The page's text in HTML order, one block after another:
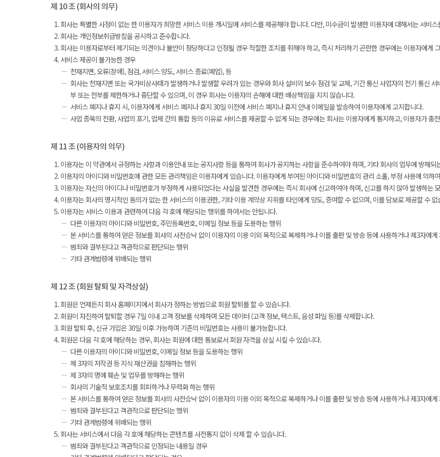
제 10 조 (회사의 의무)
회사는 특별한 사정이 없는 한 이용자가 희망한 서비스 이용 개시일에 서비스를 제공해야 합니다. 다만, 미수금이 발생한 이용자에 대해서는 서비
회사는 개인정보취급방침을 공시하고 준수합니다.
회사는 이용자로부터 제기되는 의견이나 불만이 정당하다고 인정될 경우 적절한 조치를 취해야 하고, 즉시 처리하기 곤란한 경우에는 이용자에게
서비스 제공이 불가능한 경우
천재지변, 오류(장애), 점검, 서비스 양도, 서비스 종료(폐업), 등
회사는 천재지변 또는 국가비상사태가 발생하거나 발생할 우려가 있는 경우와 회사 설비의 보수 점검 및 교체, 기간 통신 사업자의 전기 통신
부 또는 전부를 제한하거나 중단할 수 있으며, 이 경우 회사는 이용자의 손해에 대한 배상책임을 지지 않습니다.
서비스 폐지나 휴지 시, 이용자에게 서비스 폐지나 휴지 30일 이전에 서비스 폐지나 휴지 안내 이메일을 발송하여 이용자에게 고지합니다.
사업 종목의 전환, 사업의 포기, 업체 간의 통합 등의 이유로 서비스를 제공할 수 없게 되는 경우에는 회사는 이용자에게 통지하고, 이용자가 충
제 11 조 (이용자의 의무)
이용자는 이 약관에서 규정하는 사항과 이용안내 또는 공지사항 등을 통하여 회사가 공지하는 사항을 준수하여야 하며, 기타 회사의 업무에 방해되
이용자의 아이디와 비밀번호에 관한 모든 관리책임은 이용자에게 있습니다. 이용자에게 부여된 아이디와 비밀번호의 관리 소홀, 부정 사용에 의하
이용자는 자신의 아이디나 비밀번호가 부정하게 사용되었다는 사실을 발견한 경우에는 즉시 회사에 신고하여야 하며, 신고를 하지 않아 발생하는
이용자는 회사의 명시적인 동의가 없는 한 서비스의 이용권한, 기타 이용 계약상 지위를 타인에게 양도, 증여할 수 없으며, 이를 담보로 제공할 수 없
이용자는 서비스 이용과 관련하여 다음 각 호에 해당되는 행위를 하여서는 안됩니다.
다른 이용자의 아이디와 비밀번호, 주민등록번호, 이메일 정보 등을 도용하는 행위
본 서비스를 통하여 얻은 정보를 회사의 사전승낙 없이 이용자의 이용 이외 목적으로 복제하거나 이를 출판 및 방송 등에 사용하거나 제3자에게
범죄와 결부된다고 객관적으로 판단되는 행위
기타 관계법령에 위배되는 행위
제 12 조 (회원 탈퇴 및 자격상실)
회원은 언제든지 회사 홈페이지에서 회사가 정하는 방법으로 회원 탈퇴를 할 수 있습니다.
회원이 자진하여 탈퇴할 경우 7일 이내 고객 정보를 삭제하며 모든 데이터 (고객 정보, 텍스트, 음성 파일 등)를 삭제합니다.
회원 탈퇴 후, 신규 가입은 30일 이후 가능하며 기존의 비밀번호는 사용이 불가능합니다.
회원은 다음 각 호에 해당하는 경우, 회사는 회원에 대한 통보로서 회원 자격을 상실 시킬 수 있습니다.
다른 이용자의 아이디와 비밀번호, 이메일 정보 등을 도용하는 행위
제 3자의 저작권 등 지식 재산권을 침해하는 행위
제 3자의 명예 훼손 및 업무를 방해하는 행위
회사의 기술적 보호조치를 회피하거나 무력화 하는 행위
본 서비스를 통하여 얻은 정보를 회사의 사전승낙 없이 이용자의 이용 이외 목적으로 복제하거나 이를 출판 및 방송 등에 사용하거나 제3자에게
범죄와 결부된다고 객관적으로 판단되는 행위
기타 관계법령에 위배되는 행위
회사는 서비스에서 다음 각 호에 해당하는 콘텐츠를 사전통지 없이 삭제 할 수 있습니다.
범죄와 결부된다고 객관적으로 인정되는 내용일 경우